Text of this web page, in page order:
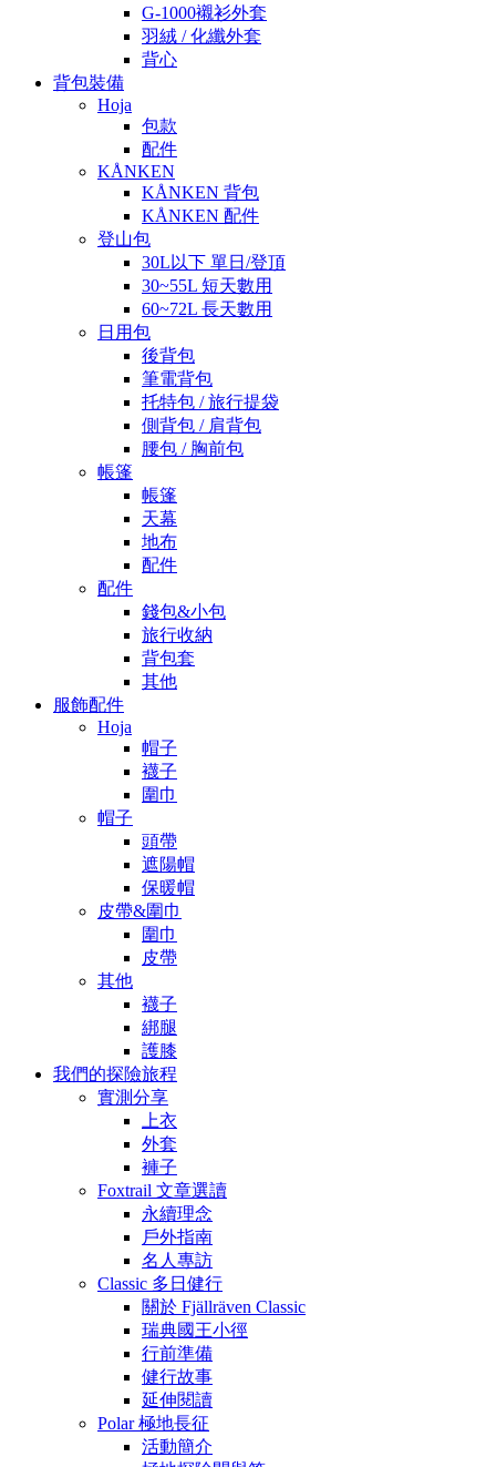
G-1000襯衫外套
羽絨 / 化纖外套
背心
背包裝備
Hoja
包款
配件
KÅNKEN
KÅNKEN 背包
KÅNKEN 配件
登山包
30L以下 單日/登頂
30~55L 短天數用
60~72L 長天數用
日用包
後背包
筆電背包
托特包 / 旅行提袋
側背包 / 肩背包
腰包 / 胸前包
帳篷
帳篷
天幕
地布
配件
配件
錢包&小包
旅行收納
背包套
其他
服飾配件
Hoja
帽子
襪子
圍巾
帽子
頭帶
遮陽帽
保暖帽
皮帶&圍巾
圍巾
皮帶
其他
襪子
綁腿
護膝
我們的探險旅程
實測分享
上衣
外套
褲子
Foxtrail 文章選讀
永續理念
戶外指南
名人專訪
Classic 多日健行
關於 Fjällräven Classic
瑞典國王小徑
行前準備
健行故事
延伸閱讀
Polar 極地長征
活動簡介